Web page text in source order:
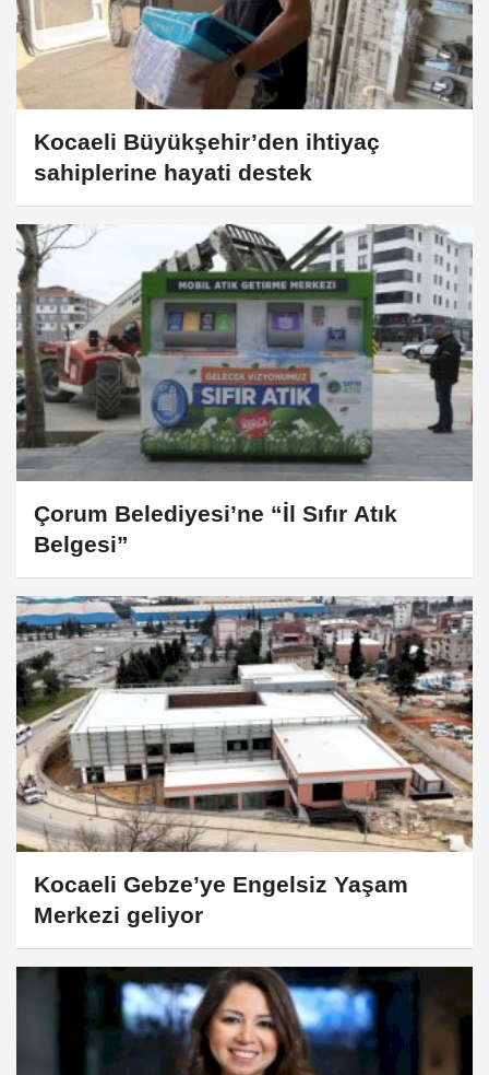
Kocaeli Büyükşehir’den ihtiyaç
sahiplerine hayati destek
Çorum Belediyesi’ne “İl Sıfır Atık
Belgesi”
Kocaeli Gebze’ye Engelsiz Yaşam
Merkezi geliyor